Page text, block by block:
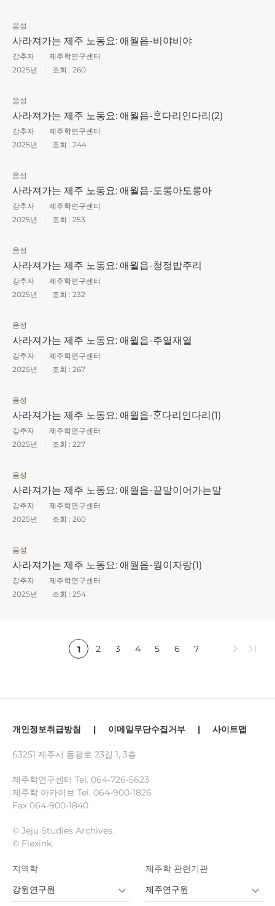
음성
사라져가는 제주 노동요: 애월읍-비야비야
강추자
제주학연구센터
2025년
조회 : 260
음성
사라져가는 제주 노동요: 애월읍-ᄒᆞᆫ다리인다리(2)
강추자
제주학연구센터
2025년
조회 : 244
음성
사라져가는 제주 노동요: 애월읍-도롱아도롱아
강추자
제주학연구센터
2025년
조회 : 253
음성
사라져가는 제주 노동요: 애월읍-청정밥주리
강추자
제주학연구센터
2025년
조회 : 232
음성
사라져가는 제주 노동요: 애월읍-주열재열
강추자
제주학연구센터
2025년
조회 : 267
음성
사라져가는 제주 노동요: 애월읍-ᄒᆞᆫ다리인다리(1)
강추자
제주학연구센터
2025년
조회 : 227
음성
사라져가는 제주 노동요: 애월읍-끝말이어가는말
강추자
제주학연구센터
2025년
조회 : 260
음성
사라져가는 제주 노동요: 애월읍-웡이자랑(1)
강추자
제주학연구센터
2025년
조회 : 254
1 2 3 4 5 6 7 chevron_right last_page
개인정보취급방침 | 이메일무단수집거부 | 사이트맵
63251 제주시 동광로 23길 1, 3층
제주학연구센터 Tel. 064-726-5623
제주학 아카이브 Tel. 064-900-1826
Fax 064-900-1840
© Jeju Studies Archives.
© Flexink.
지역학
강원연구원
제주학 관련기관
제주연구원